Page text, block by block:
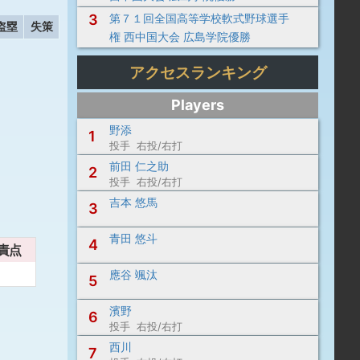
塁 失策
点
3
第７１回全国高等学校軟式野球選手
権 西中国大会 広島学院優勝
アクセスランキング
Players
1
野添
投手 右投/右打
2 前田 仁之助
投手 右投/右打
3 吉本 悠馬
4 青田 悠斗
5 應谷 颯汰
6 濱野
投手 右投/右打
7 西川